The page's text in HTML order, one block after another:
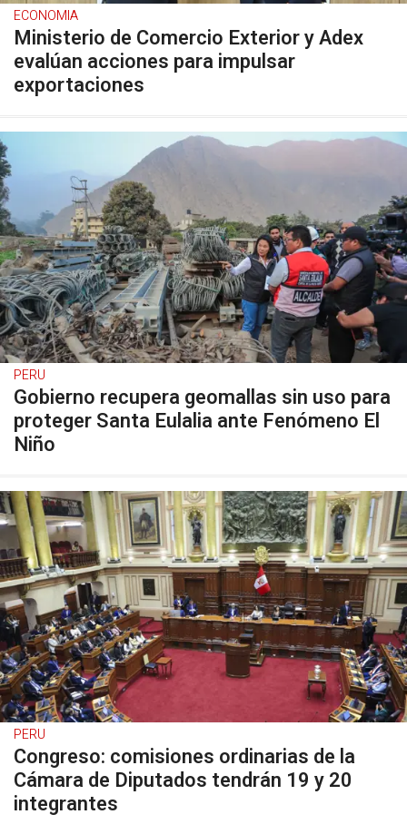
ECONOMIA
Ministerio de Comercio Exterior y Adex
evalúan acciones para impulsar
exportaciones
PERU
Gobierno recupera geomallas sin uso para
proteger Santa Eulalia ante Fenómeno El
Niño
PERU
Congreso: comisiones ordinarias de la
Cámara de Diputados tendrán 19 y 20
integrantes